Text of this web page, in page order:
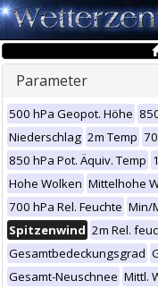
Parameter
500 hPa Geopot. Höhe
Niederschlag 2m Temp
850 hPa Pot. Äquiv. Temp
Hohe Wolken Mittelhohe
700 hPa Rel. Feuchte Min/
Spitzenwind 2m Rel.
Gesamtbedeckungsgrad
Gesamt-Neuschnee Mittl.